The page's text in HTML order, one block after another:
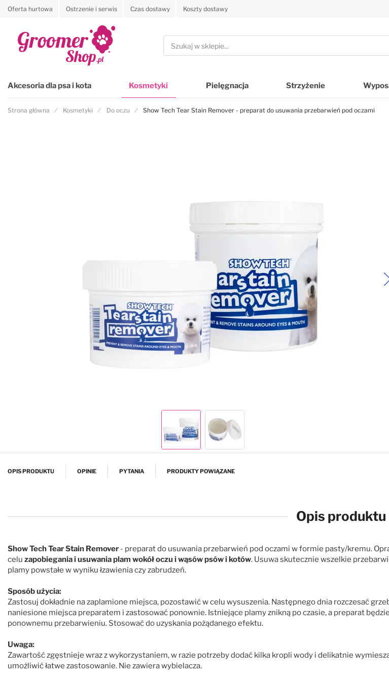
Oferta hurtowa Ostrzenie i serwis Czas dostawy Koszty dostawy
Szukaj
Akcesoria dla psa i kota Kosmetyki Pielęgnacja Strzyżenie
Strona główna Kosmetyki Do oczu Show Tech Tear Stain Remover - preparat do usuwania przebarwień pod oczami
OPIS PRODUKTU OPINIE PYTANIA PRODUKTY POWIĄZANE
Opis produktu
Show Tech Tear Stain Remover - preparat do usuwania przebarwień pod oczami w formie pasty/kremu.
celu zapobieganiai usuwania plam wokółoczu iwąsówpsów i kotów. Usuwa skutecznie wszelkie
plamy powstałe w wyniku łzawienia czy zabrudzeń.
Sposób użycia:
Zastosuj dokładnie na zaplamione miejsca, pozostawićw celu wysuszenia. Następnego dnia rozczesać
naniesione miejsca preparatem i zastosować ponownie. Istniejące plamyznikną po czasie, a preparat będzie
ponownemu przebarwieniu. Stosować do uzyskania pożądanego efektu.
Uwaga:
Zawartośćzgęstnieje wrazz wykorzystaniem, w razie potrzeby dodać kilka kropli wody i delikatnie
umożliwić łatwe zastosowanie. Nie zawiera wybielacza.